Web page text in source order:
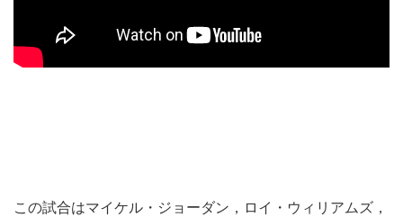
この試合はマイケル・ジョーダン，ロイ・ウィリアムズ，